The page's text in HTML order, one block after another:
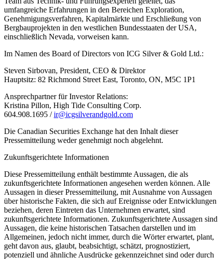
umfangreiche Erfahrungen in den Bereichen Exploration,
Genehmigungsverfahren, Kapitalmärkte und Erschließung von
Bergbauprojekten in den westlichen Bundesstaaten der USA,
einschließlich Nevada, vorweisen kann.
Im Namen des Board of Directors von ICG Silver & Gold Ltd.:
Steven Sirbovan, President, CEO & Direktor
Hauptsitz: 82 Richmond Street East, Toronto, ON, M5C 1P1
Ansprechpartner für Investor Relations:
Kristina Pillon, High Tide Consulting Corp.
604.908.1695 /ir@icgsilverandgold.com
Die Canadian Securities Exchange hat den Inhalt dieser
Pressemitteilung weder genehmigt noch abgelehnt.
Zukunftsgerichtete Informationen
Diese Pressemitteilung enthält bestimmte Aussagen, die als
zukunftsgerichtete Informationen angesehen werden können. Alle
Aussagen in dieser Pressemitteilung, mit Ausnahme von Aussagen
über historische Fakten, die sich auf Ereignisse oder Entwicklungen
beziehen, deren Eintreten das Unternehmen erwartet, sind
zukunftsgerichtete Informationen. Zukunftsgerichtete Aussagen sind
Aussagen, die keine historischen Tatsachen darstellen und im
Allgemeinen, jedoch nicht immer, durch die Wörter erwartet, plant,
geht davon aus, glaubt, beabsichtigt, schätzt, prognostiziert,
potenziell und ähnliche Ausdrücke gekennzeichnet sind oder durch